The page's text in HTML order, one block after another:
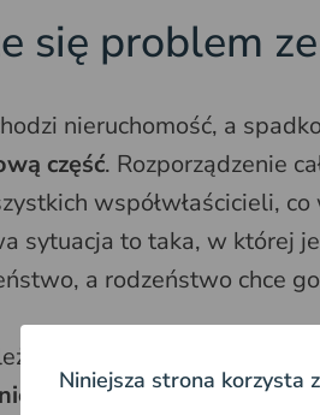
się problem
nieruchomość, a
część. Rozporządzenie
współwłaścicieli,
sytuacja to taka, w której
a rodzeństwo chce
na szybkim i
warunki działu spadku
Niniejsza strona korzysta